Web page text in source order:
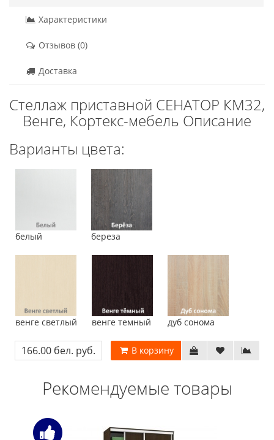
Характеристики
Отзывов (0)
Доставка
Стеллаж приставной СЕНАТОР КМ32,
Венге, Кортекс-мебель Описание
Варианты цвета:
белый береза
венге светлый венге темный дуб сонома
166.00 бел. руб. В корзину
Рекомендуемые товары